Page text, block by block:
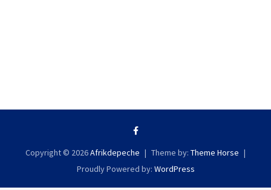
Copyright © 2026Afrikdepeche Theme by: Theme Horse
Proudly Powered by: WordPress